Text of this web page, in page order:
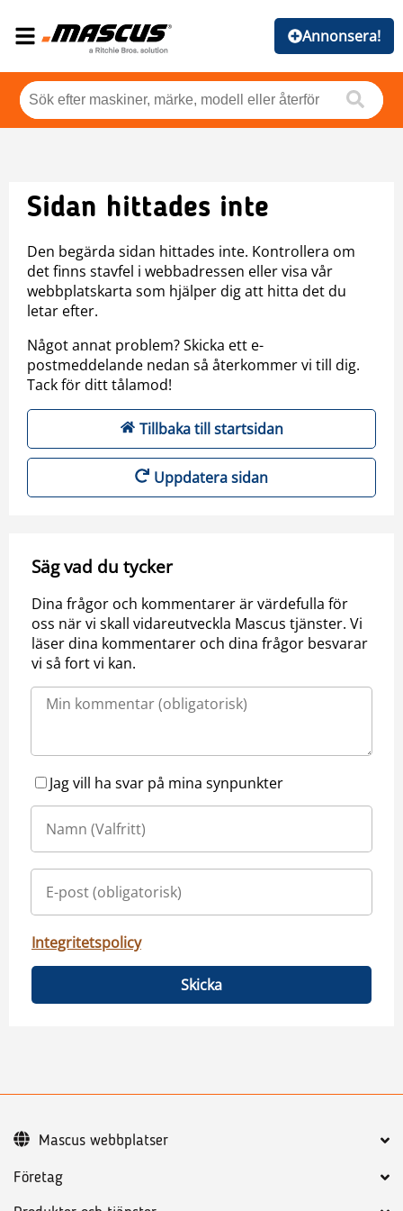
Annonsera!
Sidan hittades inte
Den begärda sidan hittades inte. Kontrollera om
det finns stavfel i webbadressen eller visa vår
webbplatskarta som hjälper dig att hitta det du
letar efter.
Något annat problem? Skicka ett e-
postmeddelande nedan så återkommer vi till dig.
Tack för ditt tålamod!
Tillbaka till startsidan
Uppdatera sidan
Säg vad du tycker
Dina frågor och kommentarer är värdefulla för
oss när vi skall vidareutveckla Mascus tjänster. Vi
läser dina kommentarer och dina frågor besvarar
vi så fort vi kan.
Jag vill ha svar på mina synpunkter
Integritetspolicy
Skicka
Företag
Mascus webbplatser